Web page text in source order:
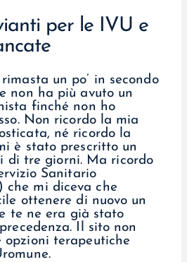
per le IVU e
un po’ in secondo
non ha più avuto un
finché non ho
Non ricordo la mia
né ricordo la
è stato prescritto un
di tre giorni. Ma ricordo
Sanitario
che mi diceva che
ottenere di nuovo un
te ne era già stato
Il sito non
opzioni terapeutiche